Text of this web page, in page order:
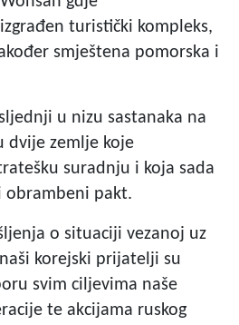
turistički kompleks,
smještena pomorska i
u nizu sastanaka na
dvije zemlje koje
suradnju i koja sada
obrambeni pakt.
o situaciji vezanoj uz
korejski prijatelji su
svim ciljevima naše
te akcijama ruskog